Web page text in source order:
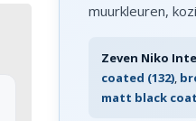
muurkleuren,
Zeven Niko
coated (132),
matt black